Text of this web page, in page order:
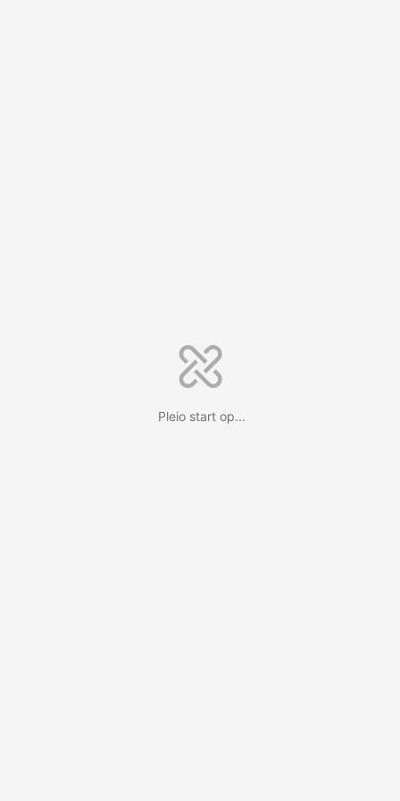
Pleio start op...